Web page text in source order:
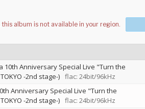
10th Anniversary Special Live "Turn the
-2nd stage-) flac: 24bit/96kHz
Anniversary Special Live "Turn the
-2nd stage-) flac: 24bit/96kHz